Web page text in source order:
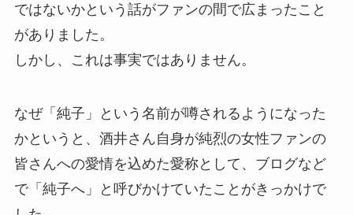
ではないかという話がファンの間で広まったこと
がありました。
しかし、これは事実ではありません。
なぜ「純子」という名前が噂されるようになった
かというと、酒井さん自身が純烈の女性ファンの
皆さんへの愛情を込めた愛称として、ブログなど
で「純子へ」と呼びかけていたことがきっかけで